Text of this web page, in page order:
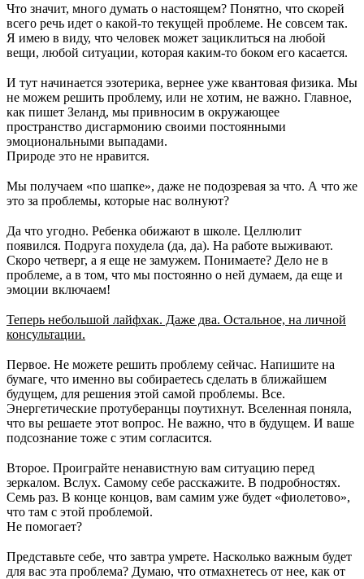
Что значит, много думать о настоящем? Понятно, что скорей
всего речь идет о какой-то текущей проблеме. Не совсем так.
Я имею в виду, что человек может зациклиться на любой
вещи, любой ситуации, которая каким-то боком его касается.
И тут начинается эзотерика, вернее уже квантовая физика. Мы
не можем решить проблему, или не хотим, не важно. Главное,
как пишет Зеланд, мы привносим в окружающее
пространство дисгармонию своими постоянными
эмоциональными выпадами.
Природе это не нравится.
Мы получаем «по шапке», даже не подозревая за что. А что же
это за проблемы, которые нас волнуют?
Да что угодно. Ребенка обижают в школе. Целлюлит
появился. Подруга похудела (да, да). На работе выживают.
Скоро четверг, а я еще не замужем. Понимаете? Дело не в
проблеме, а в том, что мы постоянно о ней думаем, да еще и
эмоции включаем!
Теперь небольшой лайфхак. Даже два. Остальное, на личной
консультации.
Первое. Не можете решить проблему сейчас. Напишите на
бумаге, что именно вы собираетесь сделать в ближайшем
будущем, для решения этой самой проблемы. Все.
Энергетические протуберанцы поутихнут. Вселенная поняла,
что вы решаете этот вопрос. Не важно, что в будущем. И ваше
подсознание тоже с этим согласится.
Второе. Проиграйте ненавистную вам ситуацию перед
зеркалом. Вслух. Самому себе расскажите. В подробностях.
Семь раз. В конце концов, вам самим уже будет «фиолетово»,
что там с этой проблемой.
Не помогает?
Представьте себе, что завтра умрете. Насколько важным будет
для вас эта проблема? Думаю, что отмахнетесь от нее, как от